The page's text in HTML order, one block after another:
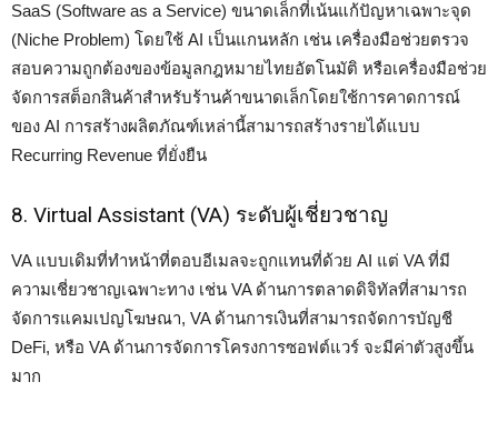
SaaS (Software as a Service) ขนาดเล็กที่เน้นแก้ปัญหาเฉพาะจุด
(Niche Problem) โดยใช้ AI เป็นแกนหลัก เช่น เครื่องมือช่วยตรวจ
สอบความถูกต้องของข้อมูลกฎหมายไทยอัตโนมัติ หรือเครื่องมือช่วย
จัดการสต็อกสินค้าสำหรับร้านค้าขนาดเล็กโดยใช้การคาดการณ์
ของ AI การสร้างผลิตภัณฑ์เหล่านี้สามารถสร้างรายได้แบบ
Recurring Revenue ที่ยั่งยืน
8. Virtual Assistant (VA) ระดับผู้เชี่ยวชาญ
VA แบบเดิมที่ทำหน้าที่ตอบอีเมลจะถูกแทนที่ด้วย AI แต่ VA ที่มี
ความเชี่ยวชาญเฉพาะทาง เช่น VA ด้านการตลาดดิจิทัลที่สามารถ
จัดการแคมเปญโฆษณา, VA ด้านการเงินที่สามารถจัดการบัญชี
DeFi, หรือ VA ด้านการจัดการโครงการซอฟต์แวร์ จะมีค่าตัวสูงขึ้น
มาก